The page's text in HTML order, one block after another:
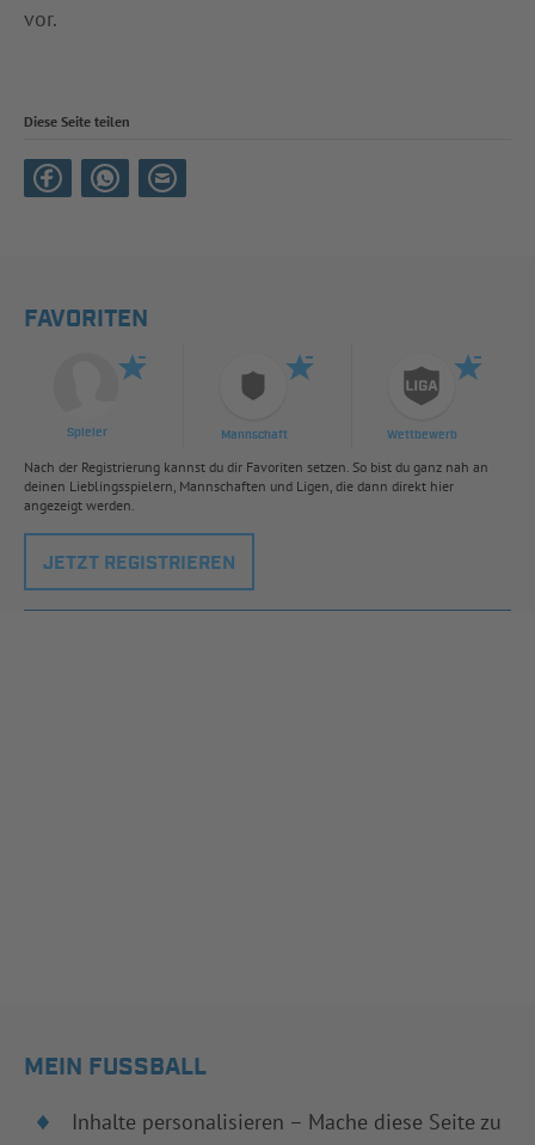
vor.
Diese Seite teilen
FAVORITEN
Spieler Mannschaft Wettbewerb
Nach der Registrierung kannst du dir Favoriten setzen. So bist du ganz nah an
deinen Lieblingsspielern, Mannschaften und Ligen, die dann direkt hier
angezeigt werden.
JETZT REGISTRIEREN
MEIN FUSSBALL
Inhalte personalisieren – Mache diese Seite zu